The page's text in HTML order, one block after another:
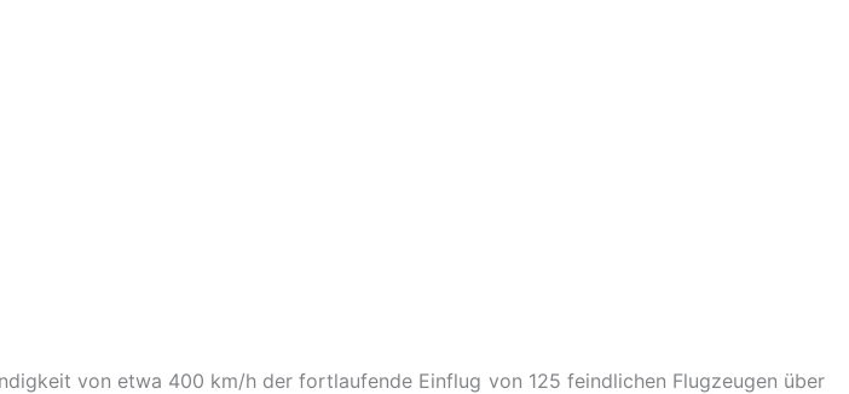
von etwa 400 km/h der fortlaufende Einflug von 125 feindlichen Flugzeugen über